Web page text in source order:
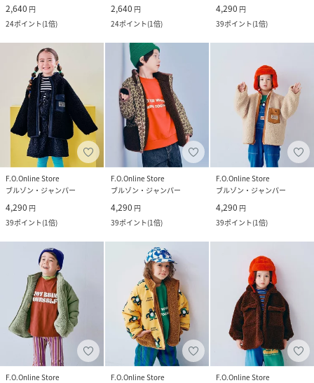
2,640 円
24ポイント(1倍)
2,640 円
24ポイント(1倍)
4,290 円
39ポイント(1倍)
F.O.Online Store
ブルゾン・ジャンパー
4,290 円
39ポイント(1倍)
F.O.Online Store
ブルゾン・ジャンパー
4,290 円
39ポイント(1倍)
F.O.Online Store
ブルゾン・ジャンパー
4,290 円
39ポイント(1倍)
F.O.Online Store
F.O.Online Store
F.O.Online Store